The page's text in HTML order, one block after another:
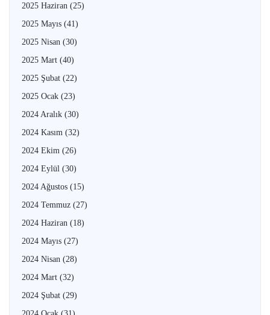
2025 Haziran (25)
2025 Mayıs (41)
2025 Nisan (30)
2025 Mart (40)
2025 Şubat (22)
2025 Ocak (23)
2024 Aralık (30)
2024 Kasım (32)
2024 Ekim (26)
2024 Eylül (30)
2024 Ağustos (15)
2024 Temmuz (27)
2024 Haziran (18)
2024 Mayıs (27)
2024 Nisan (28)
2024 Mart (32)
2024 Şubat (29)